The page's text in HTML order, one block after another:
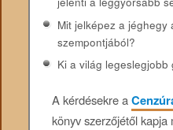
Mit jelképez a jéghegy
szempontjából?
Ki a világ
A kérdésekre a
könyv szerzőjétől